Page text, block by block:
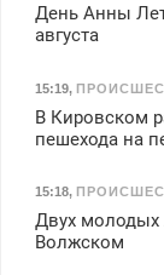
День Анны
августа
15:19,
В Кировском
пешехода на
15:18,
Двух молодых
Волжском